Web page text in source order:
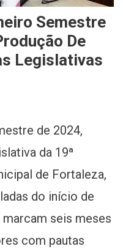
Semestre
De
Legislativas
de 2024,
da 19ª
de Fortaleza,
do início de
seis meses
com pautas